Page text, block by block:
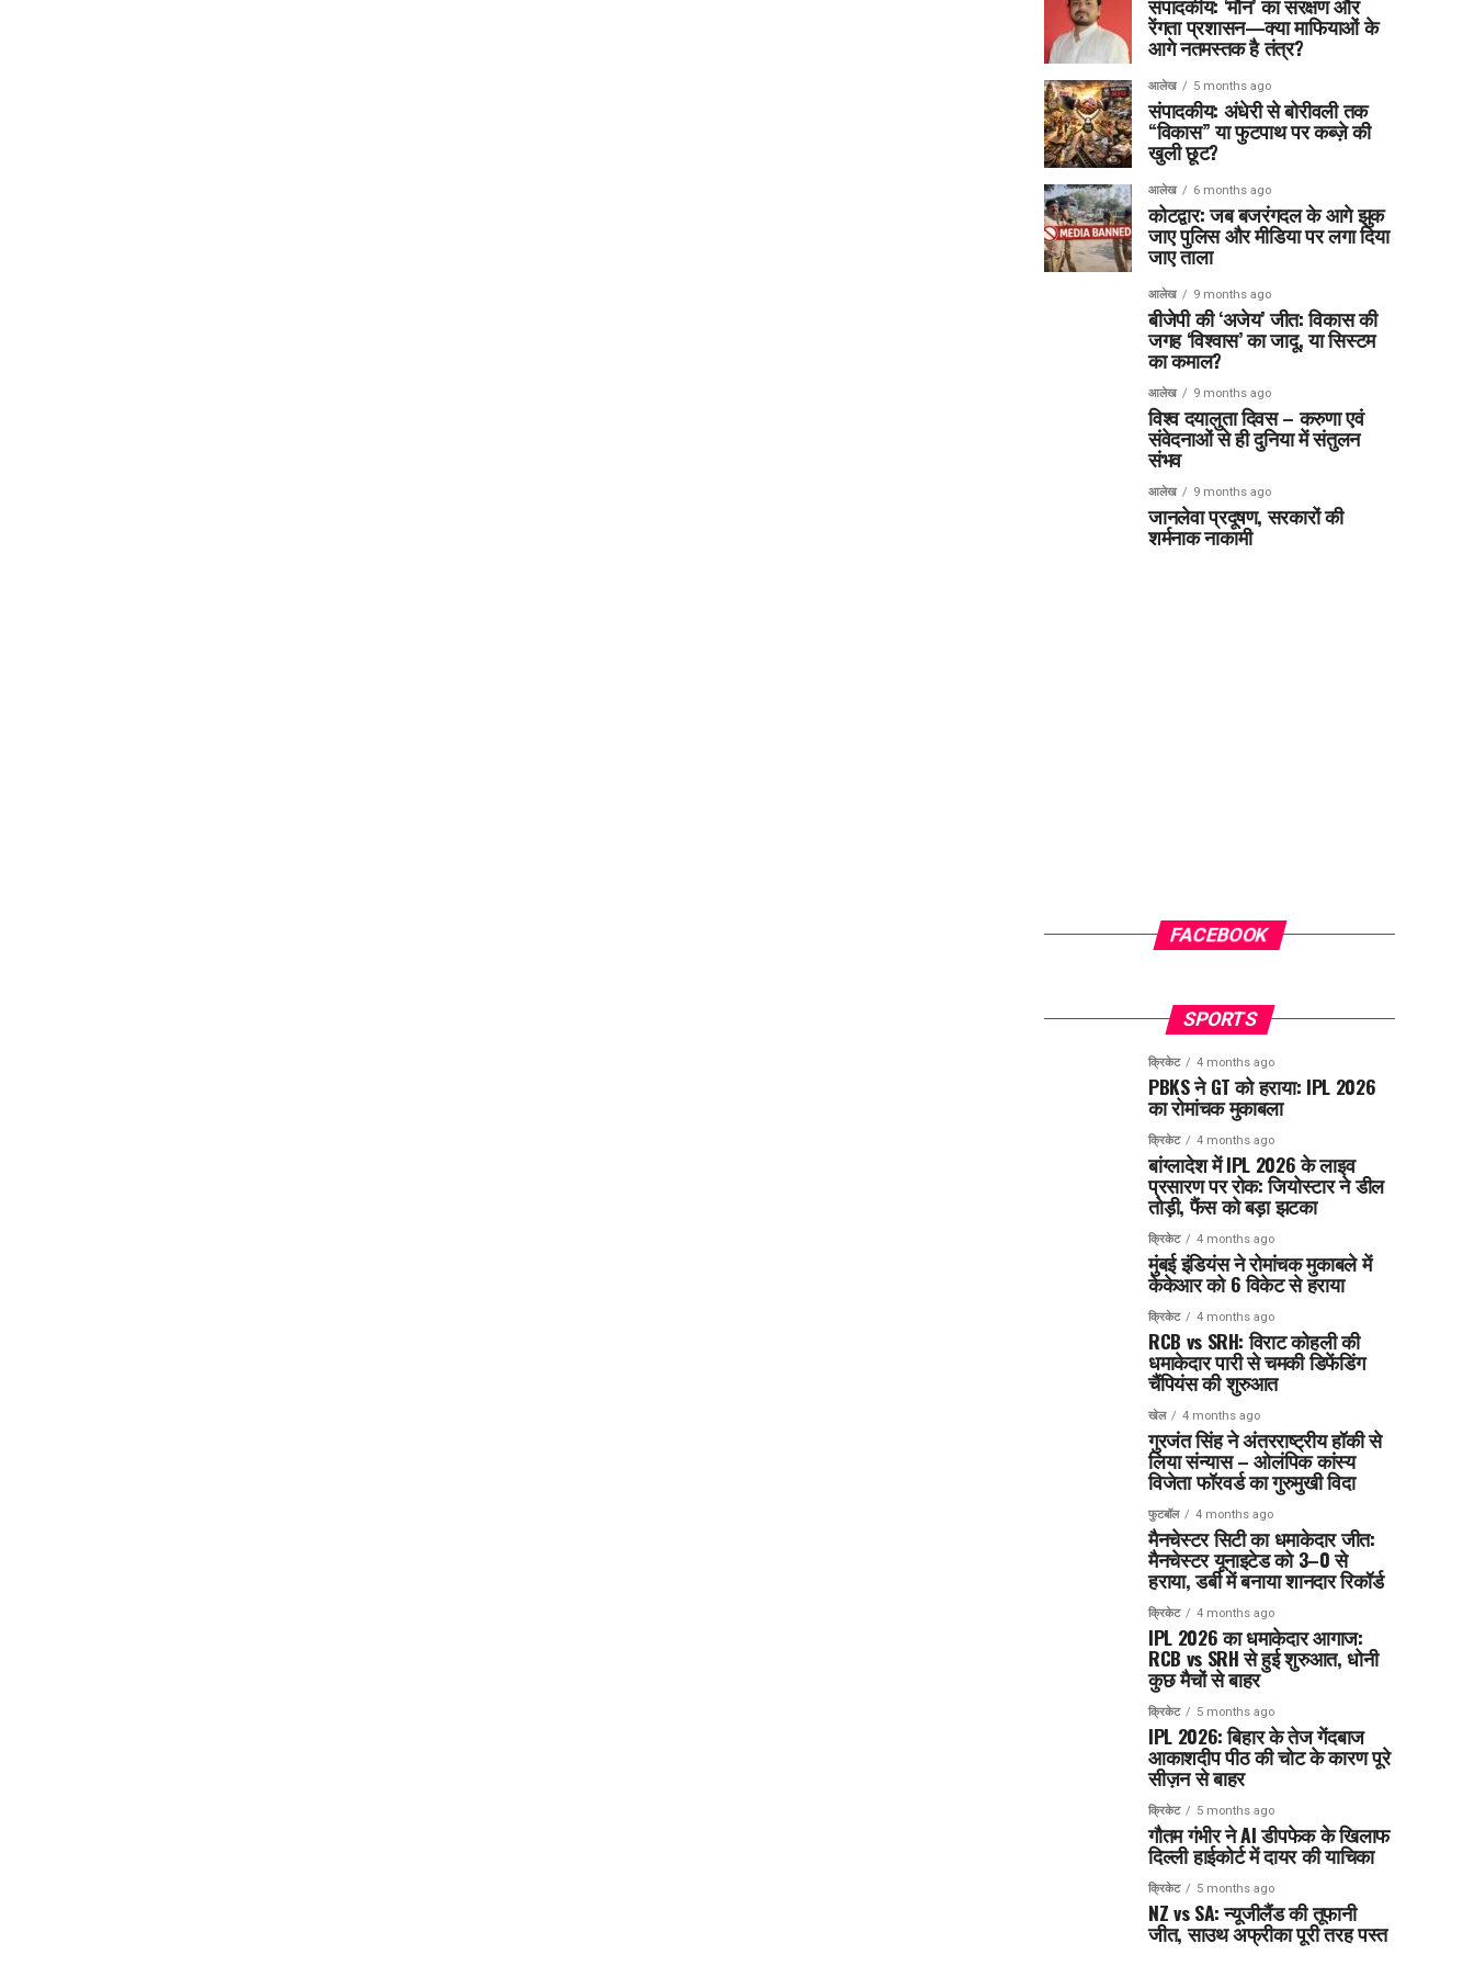
रेंगता प्रशासन—क्या माफियाओं के
आगे नतमस्तक है तंत्र?
आलेख 5 months ago
संपादकीय: अंधेरी से बोरीवली तक
“विकास” या फुटपाथ पर कब्ज़े की
खुली छूट?
आलेख 6 months ago
कोटद्वार: जब बजरंगदल के आगे झुक
जाए पुलिस और मीडिया पर लगा दिया
जाए ताला
आलेख 9 months ago
बीजेपी की ‘अजेय’ जीत: विकास की
जगह ‘विश्वास’ का जादू, या सिस्टम
का कमाल?
आलेख 9 months ago
विश्व दयालुता दिवस – करुणा एवं
संवेदनाओं से ही दुनिया में संतुलन
संभव
आलेख 9 months ago
जानलेवा प्रदूषण, सरकारों की
शर्मनाक नाकामी
FACEBOOK
SPORTS
क्रिकेट 4 months ago
PBKS ने GT को हराया: IPL 2026
का रोमांचक मुकाबला
क्रिकेट 4 months ago
बांग्लादेश में IPL 2026 के लाइव
प्रसारण पर रोक: जियोस्टार ने डील
तोड़ी, फैंस को बड़ा झटका
क्रिकेट 4 months ago
मुंबई इंडियंस ने रोमांचक मुकाबले में
केकेआर को 6 विकेट से हराया
क्रिकेट 4 months ago
RCB vs SRH: विराट कोहली की
धमाकेदार पारी से चमकी डिफेंडिंग
चैंपियंस की शुरुआत
खेल 4 months ago
गुरजंत सिंह ने अंतरराष्ट्रीय हॉकी से
लिया संन्यास – ओलंपिक कांस्य
विजेता फॉरवर्ड का गुरुमुखी विदा
फुटबॉल 4 months ago
मैनचेस्टर सिटी का धमाकेदार जीत:
मैनचेस्टर यूनाइटेड को 3–0 से
हराया, डर्बी में बनाया शानदार रिकॉर्ड
क्रिकेट 4 months ago
IPL 2026 का धमाकेदार आगाज:
RCB vs SRH से हुई शुरुआत, धोनी
कुछ मैचों से बाहर
क्रिकेट 5 months ago
IPL 2026: बिहार के तेज गेंदबाज
आकाशदीप पीठ की चोट के कारण पूरे
सीज़न से बाहर
क्रिकेट 5 months ago
गौतम गंभीर ने AI डीपफेक के खिलाफ
दिल्ली हाईकोर्ट में दायर की याचिका
क्रिकेट 5 months ago
NZ vs SA: न्यूजीलैंड की तूफानी
जीत, साउथ अफ्रीका पूरी तरह पस्त